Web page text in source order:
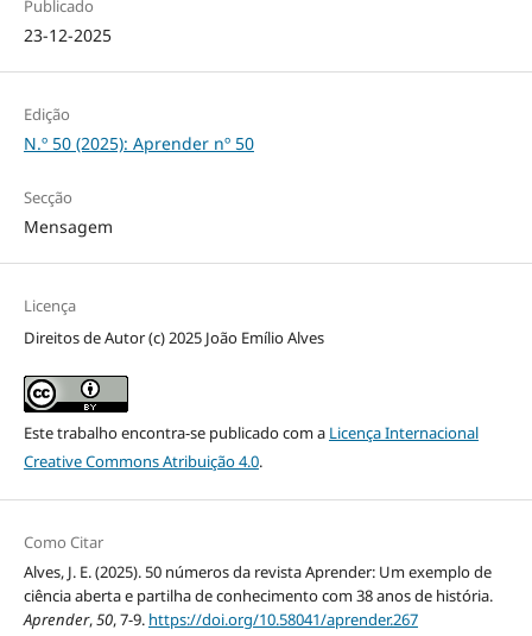
Publicado
23-12-2025
Edição
N.º 50 (2025): Aprender nº 50
Secção
Mensagem
Licença
Direitos de Autor (c) 2025 João Emílio Alves
Este trabalho encontra-se publicado com a Licença Internacional
Creative Commons Atribuição 4.0.
Como Citar
Alves, J. E. (2025). 50 números da revista Aprender: Um exemplo de
ciência aberta e partilha de conhecimento com 38 anos de história.
Aprender,50, 7-9. https://doi.org/10.58041/aprender.267